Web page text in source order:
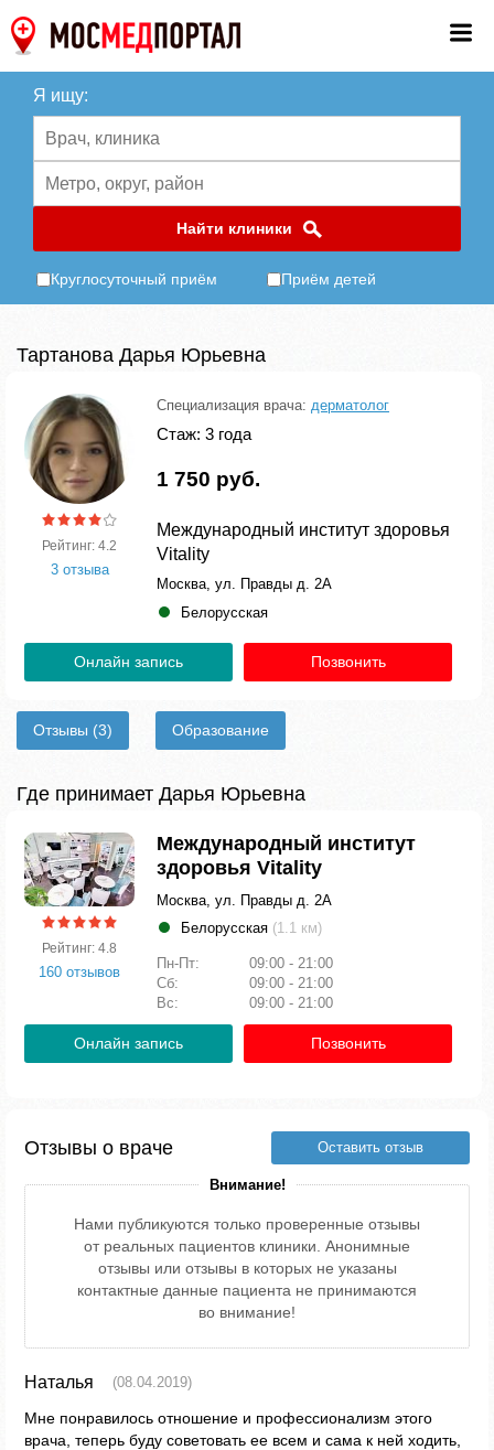
Я ищу:
Найти клиники
Круглосуточный приём Приём детей
Тартанова Дарья Юрьевна
Рейтинг: 4.2
3 отзыва
Специализация врача: дерматолог
Стаж: 3 года
1 750 руб.
Международный институт здоровья
Vitality
Москва, ул. Правды д. 2А
Белорусская
Онлайн запись Позвонить
Отзывы (3) Образование
Где принимает Дарья Юрьевна
Рейтинг: 4.8
160 отзывов
Международный институт
здоровья Vitality
Москва, ул. Правды д. 2А
Белорусская (1.1 км)
Пн-Пт:
09:00 - 21:00
Сб:
09:00 - 21:00
Вс:
09:00 - 21:00
Онлайн запись Позвонить
Отзывы о враче Оставить отзыв
Внимание!
Нами публикуются только проверенные отзывы
от реальных пациентов клиники. Анонимные
отзывы или отзывы в которых не указаны
контактные данные пациента не принимаются
во внимание!
Наталья (08.04.2019)
Мне понравилось отношение и профессионализм этого
врача, теперь буду советовать ее всем и сама к ней ходить,